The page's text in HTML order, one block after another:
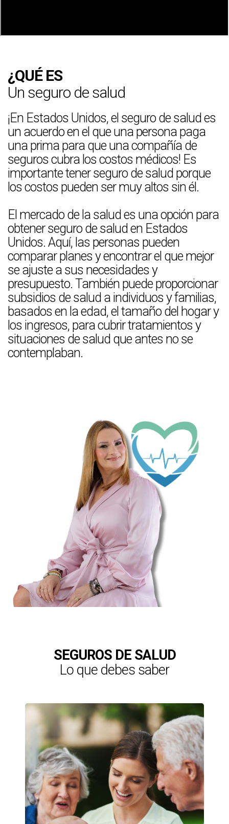
¿QUÉ ES
Un seguro de salud
¡En Estados Unidos, el seguro de salud es
un acuerdo en el que una persona paga
una prima para que una compañía de
seguros cubra los costos médicos! Es
importante tener seguro de salud porque
los costos pueden ser muy altos sin él.
El mercado de la salud es una opción para
obtener seguro de salud en Estados
Unidos. Aquí, las personas pueden
comparar planes y encontrar el que mejor
se ajuste a sus necesidades y
presupuesto. También puede proporcionar
subsidios de salud a individuos y familias,
basados en la edad, el tamaño del hogar y
los ingresos, para cubrir tratamientos y
situaciones de salud que antes no se
contemplaban.
SEGUROS DE SALUD
Lo que debes saber